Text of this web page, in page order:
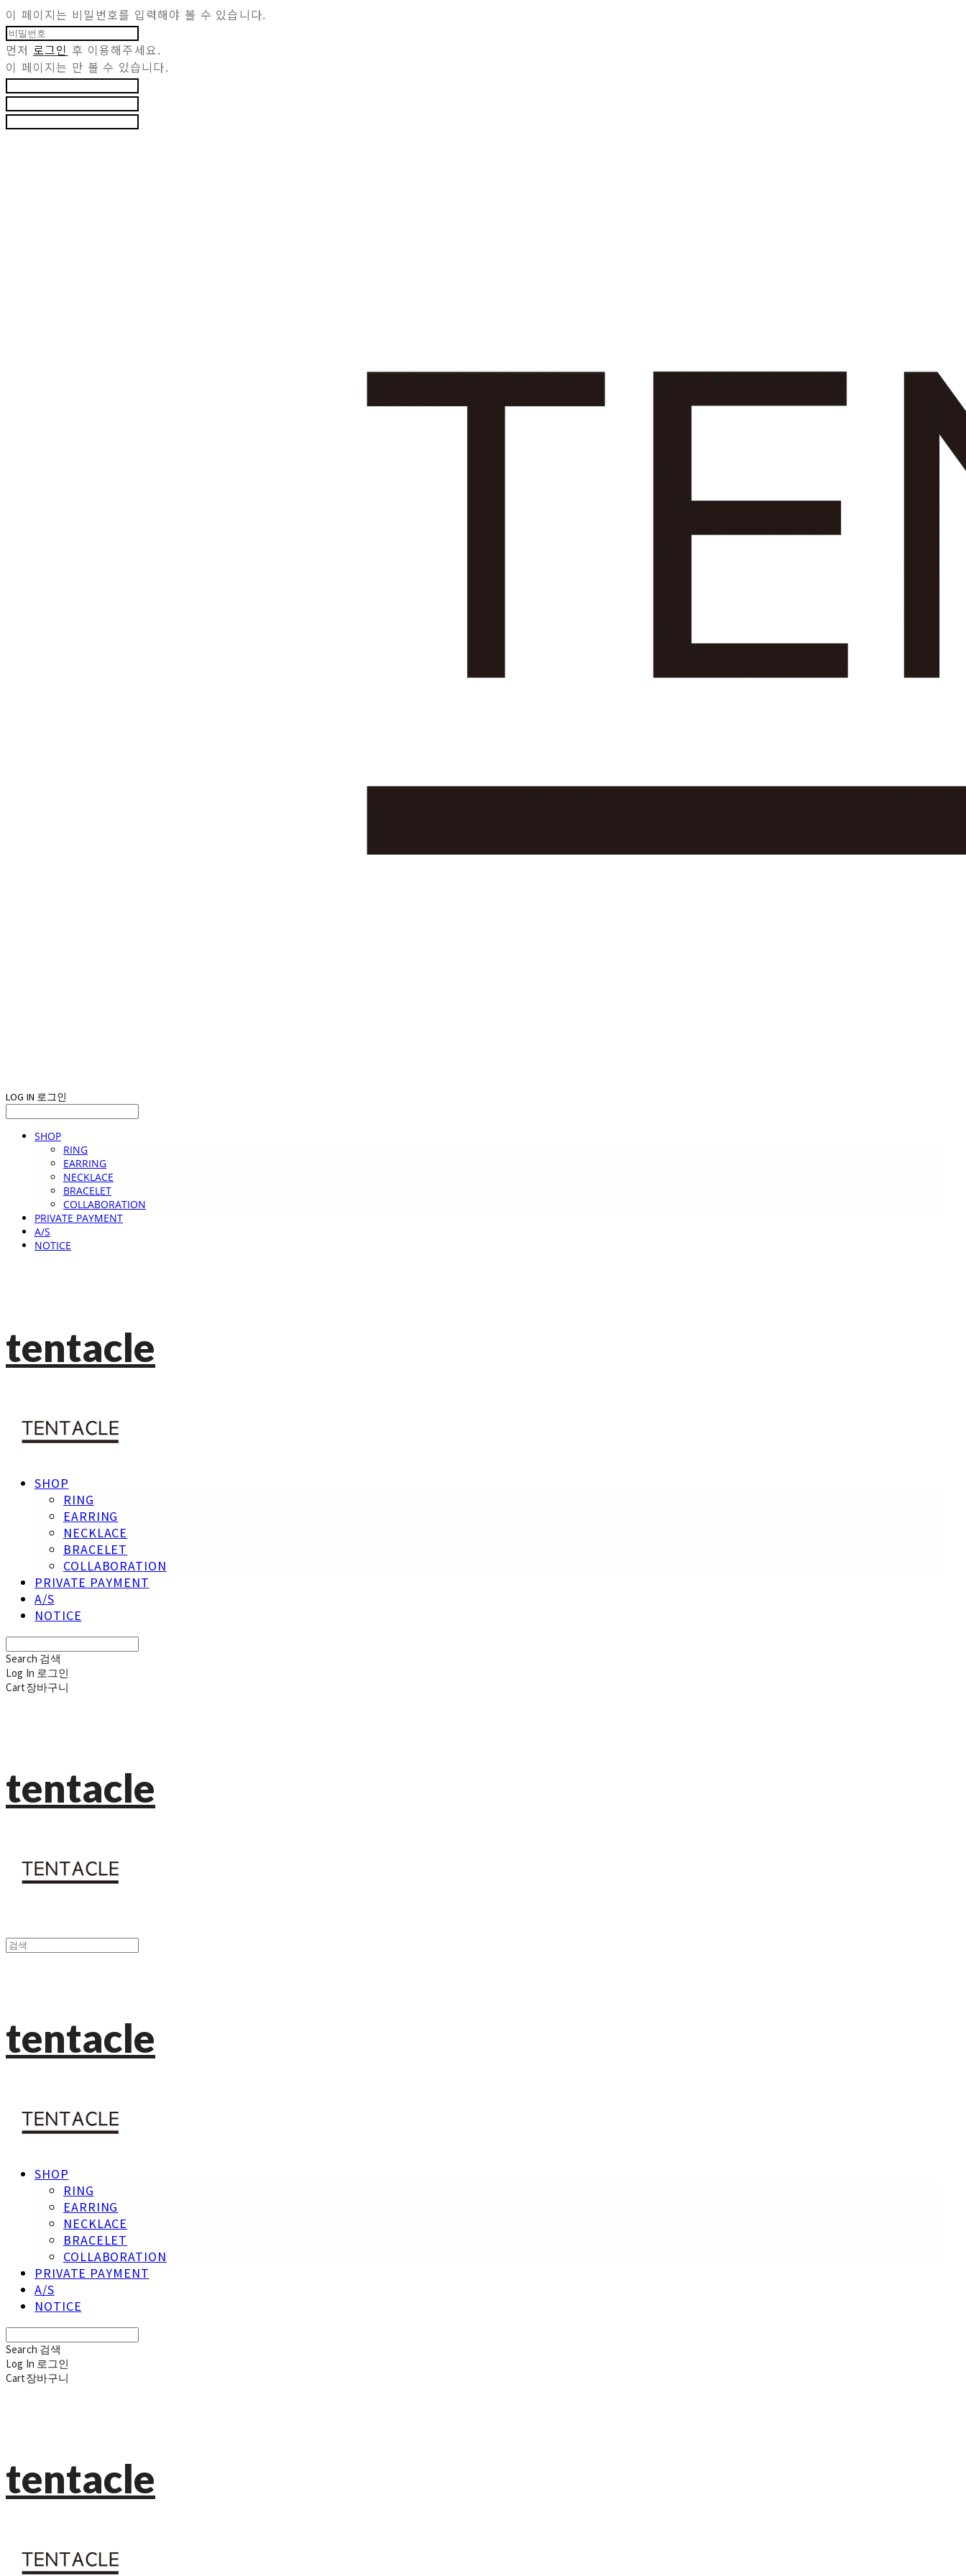
이 페이지는 비밀번호를 입력해야 볼 수 있습니다.
먼저 로그인 후 이용해주세요.
이 페이지는 만 볼 수 있습니다.
LOG IN 로그인
SHOP
RING
EARRING
NECKLACE
BRACELET
COLLABORATION
PRIVATE PAYMENT
A/S
NOTICE
tentacle
SHOP
RING
EARRING
NECKLACE
BRACELET
COLLABORATION
PRIVATE PAYMENT
A/S
NOTICE
Search 검색
Log In 로그인
Cart장바구니
tentacle
tentacle
SHOP
RING
EARRING
NECKLACE
BRACELET
COLLABORATION
PRIVATE PAYMENT
A/S
NOTICE
Search 검색
Log In 로그인
Cart장바구니
tentacle